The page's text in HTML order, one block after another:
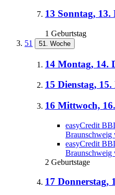
13 Sonntag, 13.
1 Geburtstag
51
51. Woche
14 Montag, 14.
15 Dienstag, 15.
16 Mittwoch,
easyCredit
easyCredit
2 Geburtstage
17 Donnerstag,